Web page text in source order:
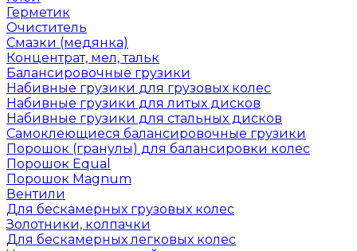
Герметик
Очиститель
Смазки (медянка)
Концентрат, мел, тальк
Балансировочные грузики
Набивные грузики для грузовых колес
Набивные грузики для литых дисков
Набивные грузики для стальных дисков
Самоклеющиеся балансировочные грузики
Порошок (гранулы) для балансировки колес
Порошок Equal
Порошок Magnum
Вентили
Для бескамерных грузовых колес
Золотники, колпачки
Для бескамерных легковых колес